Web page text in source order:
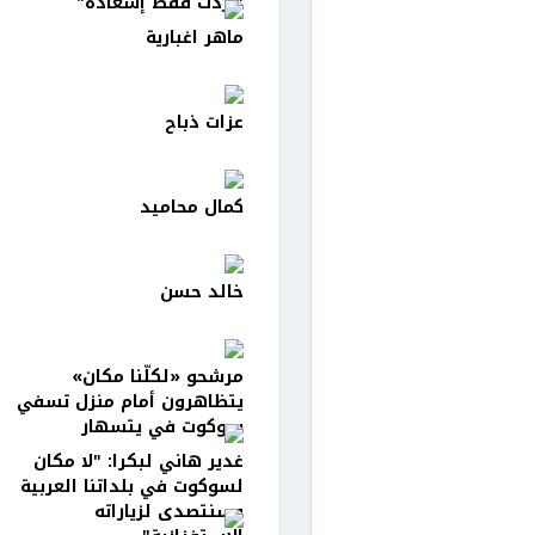
ماهر اغبارية
عزات ذباح
كمال محاميد
خالد حسن
مرشحو «لكلّنا مكان»
يتظاهرون أمام منزل تسفي
سوكوت في يتسهار
غدير هاني لبكرا: "لا مكان
لسوكوت في بلداتنا العربية
وسنتصدى لزياراته